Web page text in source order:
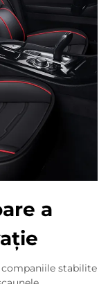
a
stabilite